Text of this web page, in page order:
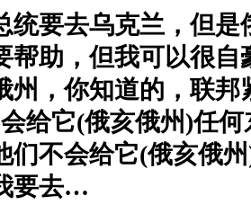
统要去乌克兰，但是
帮助，但我可以很自
州，你知道的，联邦
给它(俄亥俄州)任何
们不会给它(俄亥俄州
要去…